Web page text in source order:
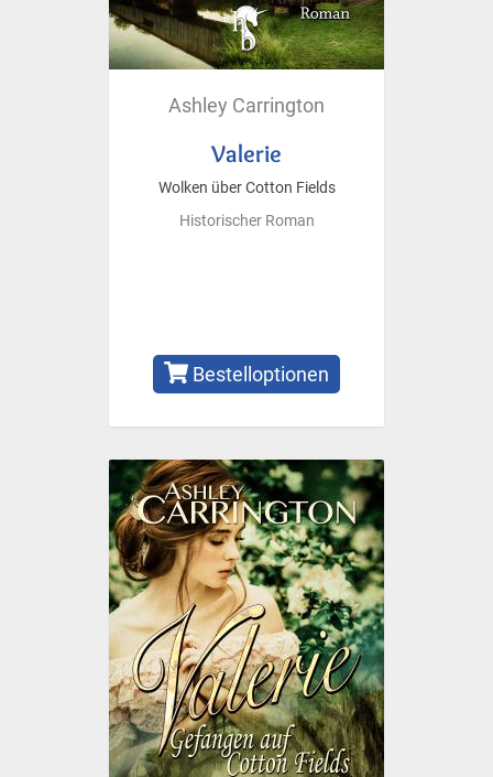
Ashley Carrington
Valerie
Wolken über Cotton Fields
Historischer Roman
Bestelloptionen